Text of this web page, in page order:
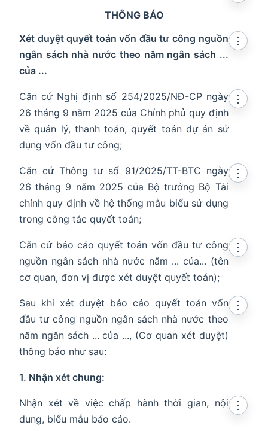
THÔNG BÁO
Xét duyệt quyết toán vốn đầu tư công nguồn
ngân sách nhà nước theo năm ngân sách ...
của ...
⋮
Căn cứ Nghị định số 254/2025/NĐ-CP ngày
26 tháng 9 năm 2025 của Chính phủ quy định
về quản lý, thanh toán, quyết toán dự án sử
dụng vốn đầu tư công;
⋮
Căn cứ Thông tư số 91/2025/TT-BTC ngày
26 tháng 9 năm 2025 của Bộ trưởng Bộ Tài
chính quy định về hệ thống mẫu biểu sử dụng
trong công tác quyết toán;
⋮
Căn cứ báo cáo quyết toán vốn đầu tư công
nguồn ngân sách nhà nước năm ... của... (tên
cơ quan, đơn vị được xét duyệt quyết toán);
⋮
Sau khi xét duyệt báo cáo quyết toán vốn
đầu tư công nguồn ngân sách nhà nước theo
năm ngân sách ... của ..., (Cơ quan xét duyệt)
thông báo như sau:
⋮
1. Nhận xét chung:
Nhận xét về việc chấp hành thời gian, nội
dung, biểu mẫu báo cáo.
⋮